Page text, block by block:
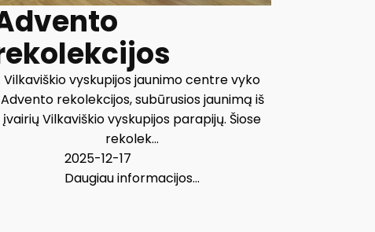
Vilkaviškio vyskupijos jaunimo centre vyko
Advento rekolekcijos, subūrusios jaunimą iš
įvairių Vilkaviškio vyskupijos parapijų. Šiose
rekolek...
2025-12-17
Daugiau informacijos...